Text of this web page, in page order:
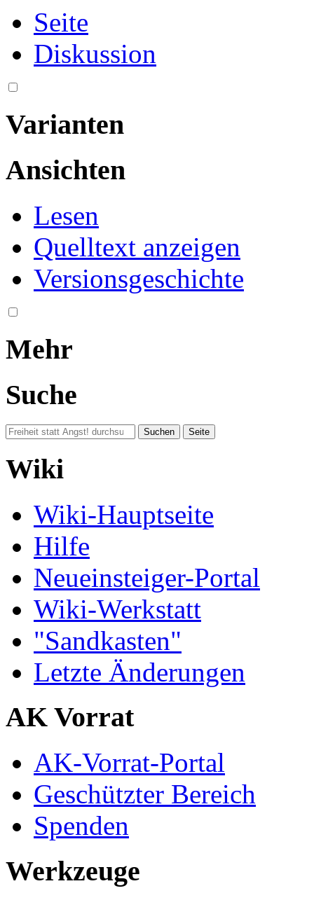
Seite
Diskussion
Varianten
Ansichten
Lesen
Quelltext anzeigen
Versionsgeschichte
Mehr
Suche
Wiki
Wiki-Hauptseite
Hilfe
Neueinsteiger-Portal
Wiki-Werkstatt
"Sandkasten"
Letzte Änderungen
AK Vorrat
AK-Vorrat-Portal
Geschützter Bereich
Spenden
Werkzeuge